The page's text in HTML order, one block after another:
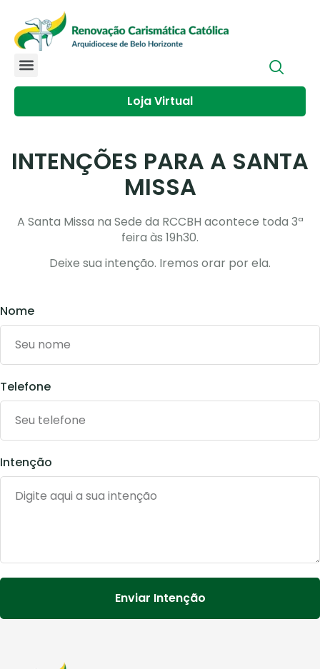
Loja Virtual
INTENÇÕES PARA A SANTA
MISSA
A Santa Missa na Sede da RCCBH acontece toda 3ª
feira às 19h30.
Deixe sua intenção. Iremos orar por ela.
Nome
Telefone
Intenção
Enviar Intenção